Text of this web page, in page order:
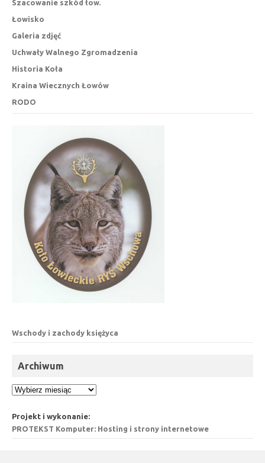
Szacowanie szkód łow.
Łowisko
Galeria zdjęć
Uchwały Walnego Zgromadzenia
Historia Koła
Kraina Wiecznych Łowów
RODO
Wschody i zachody księżyca
Archiwum
Archiwum
Projekt i wykonanie:
PROTEKST Komputer: Hosting i strony internetowe